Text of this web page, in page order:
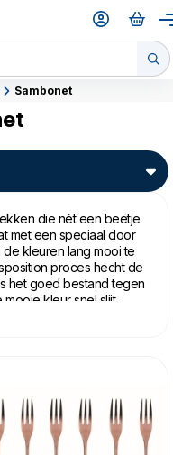
Sambonet
die nét een beetje
met een speciaal door
kleuren lang mooi te
proces hecht de
het goed bestand tegen
kleur snel slijt.
overmatig schuren
te agressieve